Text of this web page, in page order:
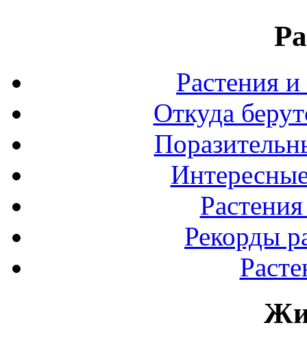
Растения
Откуда
Рекорды